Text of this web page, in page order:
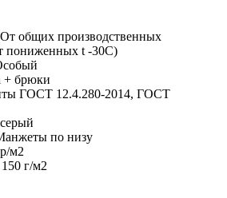
общих производственных
пониженных t -30С)
+ брюки
ГОСТ 12.4.280-2014, ГОСТ
по низу
м2
150 г/м2